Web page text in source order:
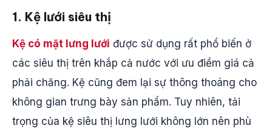
1. Kệ lưới siêu thị
Kệ có mặt lưng lưới được sử dụng rất phổ biến ở
các siêu thị trên khắp cả nước với ưu điểm giá cả
phải chăng. Kệ cũng đem lại sự thông thoáng cho
không gian trưng bày sản phẩm. Tuy nhiên, tải
trọng của kệ siêu thị lưng lưới không lớn nên phù